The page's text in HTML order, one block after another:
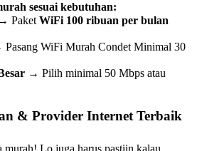
sesuai kebutuhan:
→ Paket WiFi 100 ribuan per bulan
Pasang WiFi Murah Condet Minimal 30
→ Pilih minimal 50 Mbps atau
& Provider Internet Terbaik
murah! Lo juga harus pastiin kalau